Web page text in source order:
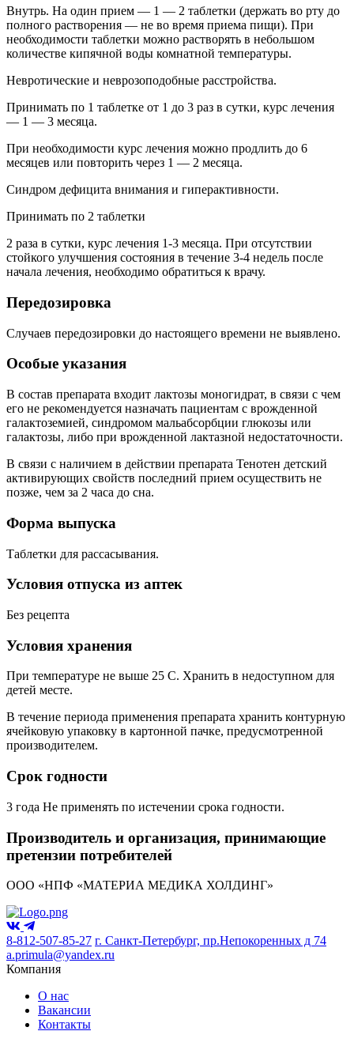
Внутрь. На один прием — 1 — 2 таблетки (держать во рту до
полного растворения — не во время приема пищи). При
необходимости таблетки можно растворять в небольшом
количестве кипячной воды комнатной температуры.
Невротические и неврозоподобные расстройства.
Принимать по 1 таблетке от 1 до 3 раз в сутки, курс лечения
— 1 — 3 месяца.
При необходимости курс лечения можно продлить до 6
месяцев или повторить через 1 — 2 месяца.
Синдром дефицита внимания и гиперактивности.
Принимать по 2 таблетки
2 раза в сутки, курс лечения 1-3 месяца. При отсутствии
стойкого улучшения состояния в течение 3-4 недель после
начала лечения, необходимо обратиться к врачу.
Передозировка
Случаев передозировки до настоящего времени не выявлено.
Особые указания
В состав препарата входит лактозы моногидрат, в связи с чем
его не рекомендуется назначать пациентам с врожденной
галактоземией, синдромом мальабсорбции глюкозы или
галактозы, либо при врожденной лактазной недостаточности.
В связи с наличием в действии препарата Тенотен детский
активирующих свойств последний прием осуществить не
позже, чем за 2 часа до сна.
Форма выпуска
Таблетки для рассасывания.
Условия отпуска из аптек
Без рецепта
Условия хранения
При температуре не выше 25 С. Хранить в недоступном для
детей месте.
В течение периода применения препарата хранить контурную
ячейковую упаковку в картонной пачке, предусмотренной
производителем.
Срок годности
3 года Не применять по истечении срока годности.
Производитель и организация, принимающие
претензии потребителей
ООО «НПФ «МАТЕРИА МЕДИКА ХОЛДИНГ»
8-812-507-85-27 г. Санкт-Петербург, пр.Непокоренных д 74
a.primula@yandex.ru
Компания
О нас
Вакансии
Контакты